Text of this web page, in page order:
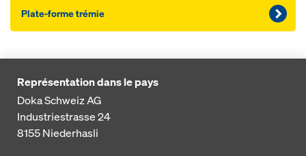
Plate-forme trémie
Représentation dans le pays
Doka Schweiz AG
Industriestrasse 24
8155Niederhasli